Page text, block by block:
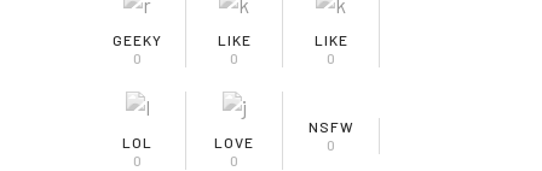
GEEKY
0
LIKE
0
LIKE
0
LOL
0
LOVE
0
NSFW
0